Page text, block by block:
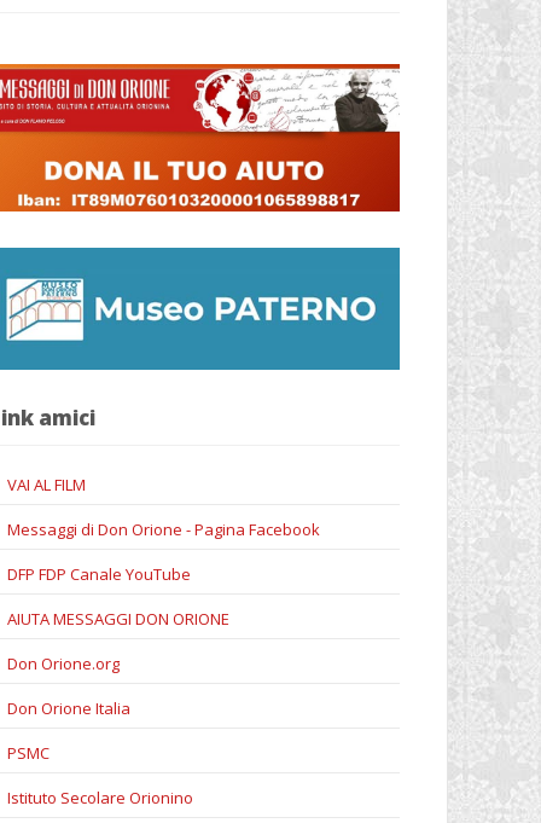
amici
VAI AL FILM
Messaggi di Don Orione - Pagina Facebook
DFP FDP Canale YouTube
AIUTA MESSAGGI DON ORIONE
Don Orione.org
Don Orione Italia
PSMC
Istituto Secolare Orionino